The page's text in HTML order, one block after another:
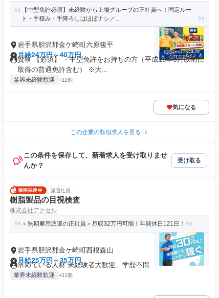
【中型免許必須】未経験から上場グループの正社員へ！固定ルー
ト・手積み・手降ろしはほぼナシ／...
岩手県胆沢郡金ケ崎町六原後平
月給24万円～40万円
資格 【必須】 ・中型免許をお持ちの方（平成19年6月以前に
取得の普通免許含む） ※大...
業界未経験歓迎 +11個
気になる
この企業の類似求人を見る
この条件を保存して、新着求人を受け取りませ
んか？
受け取る
派遣社員
樹脂製品の目視検査
株式会社アクセル
＜無期雇用派遣の正社員＞月収32万円可能！年間休日121日！
岩手県胆沢郡金ケ崎町西根森山
月給25万円～35万円
求めている人材 未経験者大歓迎、学歴不問
業界未経験歓迎 +11個